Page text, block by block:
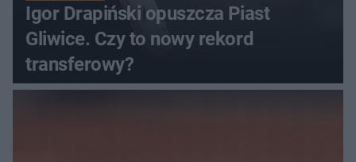
Igor Drapiński opuszcza Piast
Gliwice. Czy to nowy rekord
transferowy?